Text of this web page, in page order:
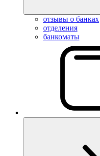
отзывы о банках
отделения
банкоматы